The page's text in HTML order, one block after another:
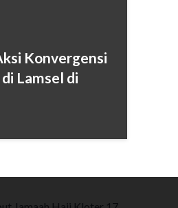
Konvergensi
Lamsel di